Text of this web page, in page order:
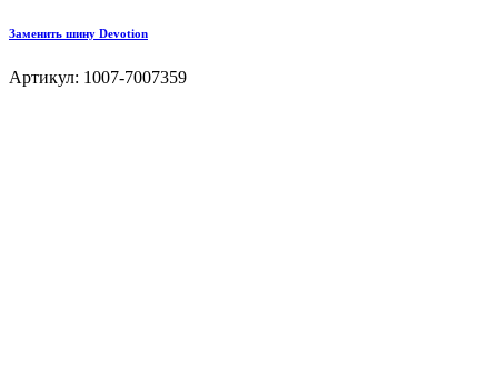
Заменить шину Devotion
Артикул: 1007-7007359